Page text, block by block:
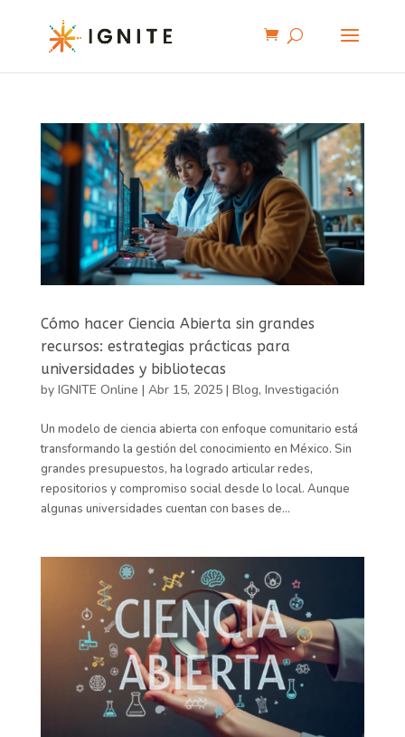
Cómo hacer Ciencia Abierta sin grandes
recursos: estrategias prácticas para
universidades y bibliotecas
by IGNITE Online | Abr 15, 2025| Blog, Investigación
Un modelo de ciencia abierta con enfoque comunitario está
transformando la gestión del conocimiento en México. Sin
grandes presupuestos, ha logrado articular redes,
repositorios y compromiso social desde lo local. Aunque
algunas universidades cuentan con bases de...